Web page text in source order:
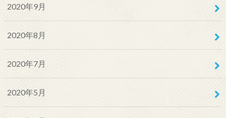
2020年9月
2020年8月
2020年7月
2020年5月